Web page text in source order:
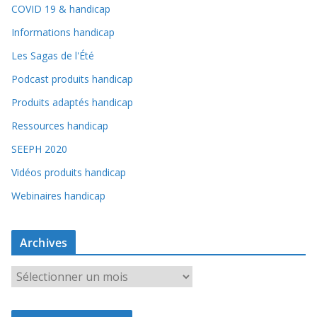
COVID 19 & handicap
Informations handicap
Les Sagas de l'Été
Podcast produits handicap
Produits adaptés handicap
Ressources handicap
SEEPH 2020
Vidéos produits handicap
Webinaires handicap
Archives
r
c